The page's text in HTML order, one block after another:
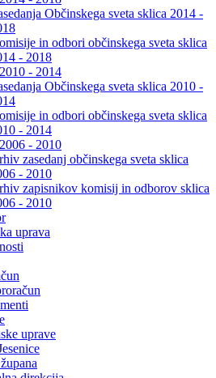
Občinskega sveta sklica 2014 -
in odbori občinskega sveta sklica
- 2018
- 2014
Občinskega sveta sklica 2010 -
in odbori občinskega sveta sklica
- 2014
- 2010
zasedanj občinskega sveta sklica
- 2010
zapisnikov komisij in odborov sklica
- 2010
uprava
uprave